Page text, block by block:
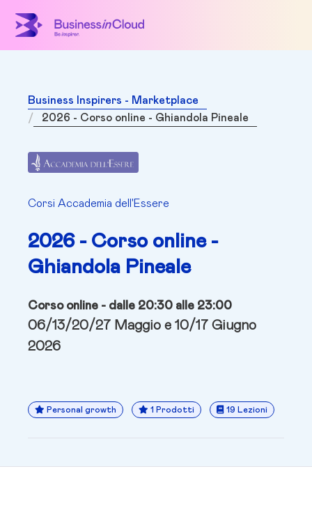
Business Inspirers - Marketplace
2026 - Corso online - Ghiandola Pineale
Corsi Accademia dell'Essere
2026 - Corso online -
Ghiandola Pineale
Corso online - dalle 20:30 alle 23:00
06/13/20/27 Maggio e 10/17 Giugno
2026
Personal growth 1 Prodotti 19 Lezioni